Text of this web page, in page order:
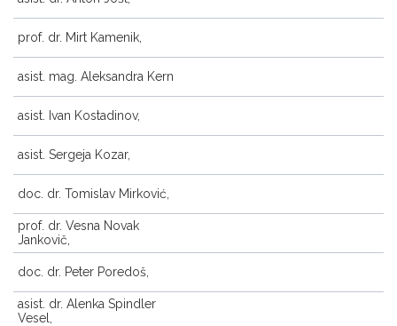
prof. dr. Mirt Kamenik,
asist. mag. Aleksandra Kern
asist. Ivan Kostadinov,
asist. Sergeja Kozar,
doc. dr. Tomislav Mirković,
prof. dr. Vesna Novak
Jankovič,
doc. dr. Peter Poredoš,
asist. dr. Alenka Spindler
Vesel,